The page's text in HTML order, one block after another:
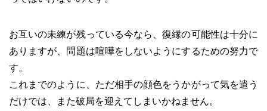
お互いの未練が残っている今なら、復縁の可能性は十分に
ありますが、問題は喧嘩をしないようにするための努力で
す。
これまでのように、ただ相手の顔色をうかがって気を遣う
だけでは、また破局を迎えてしまいかねません。